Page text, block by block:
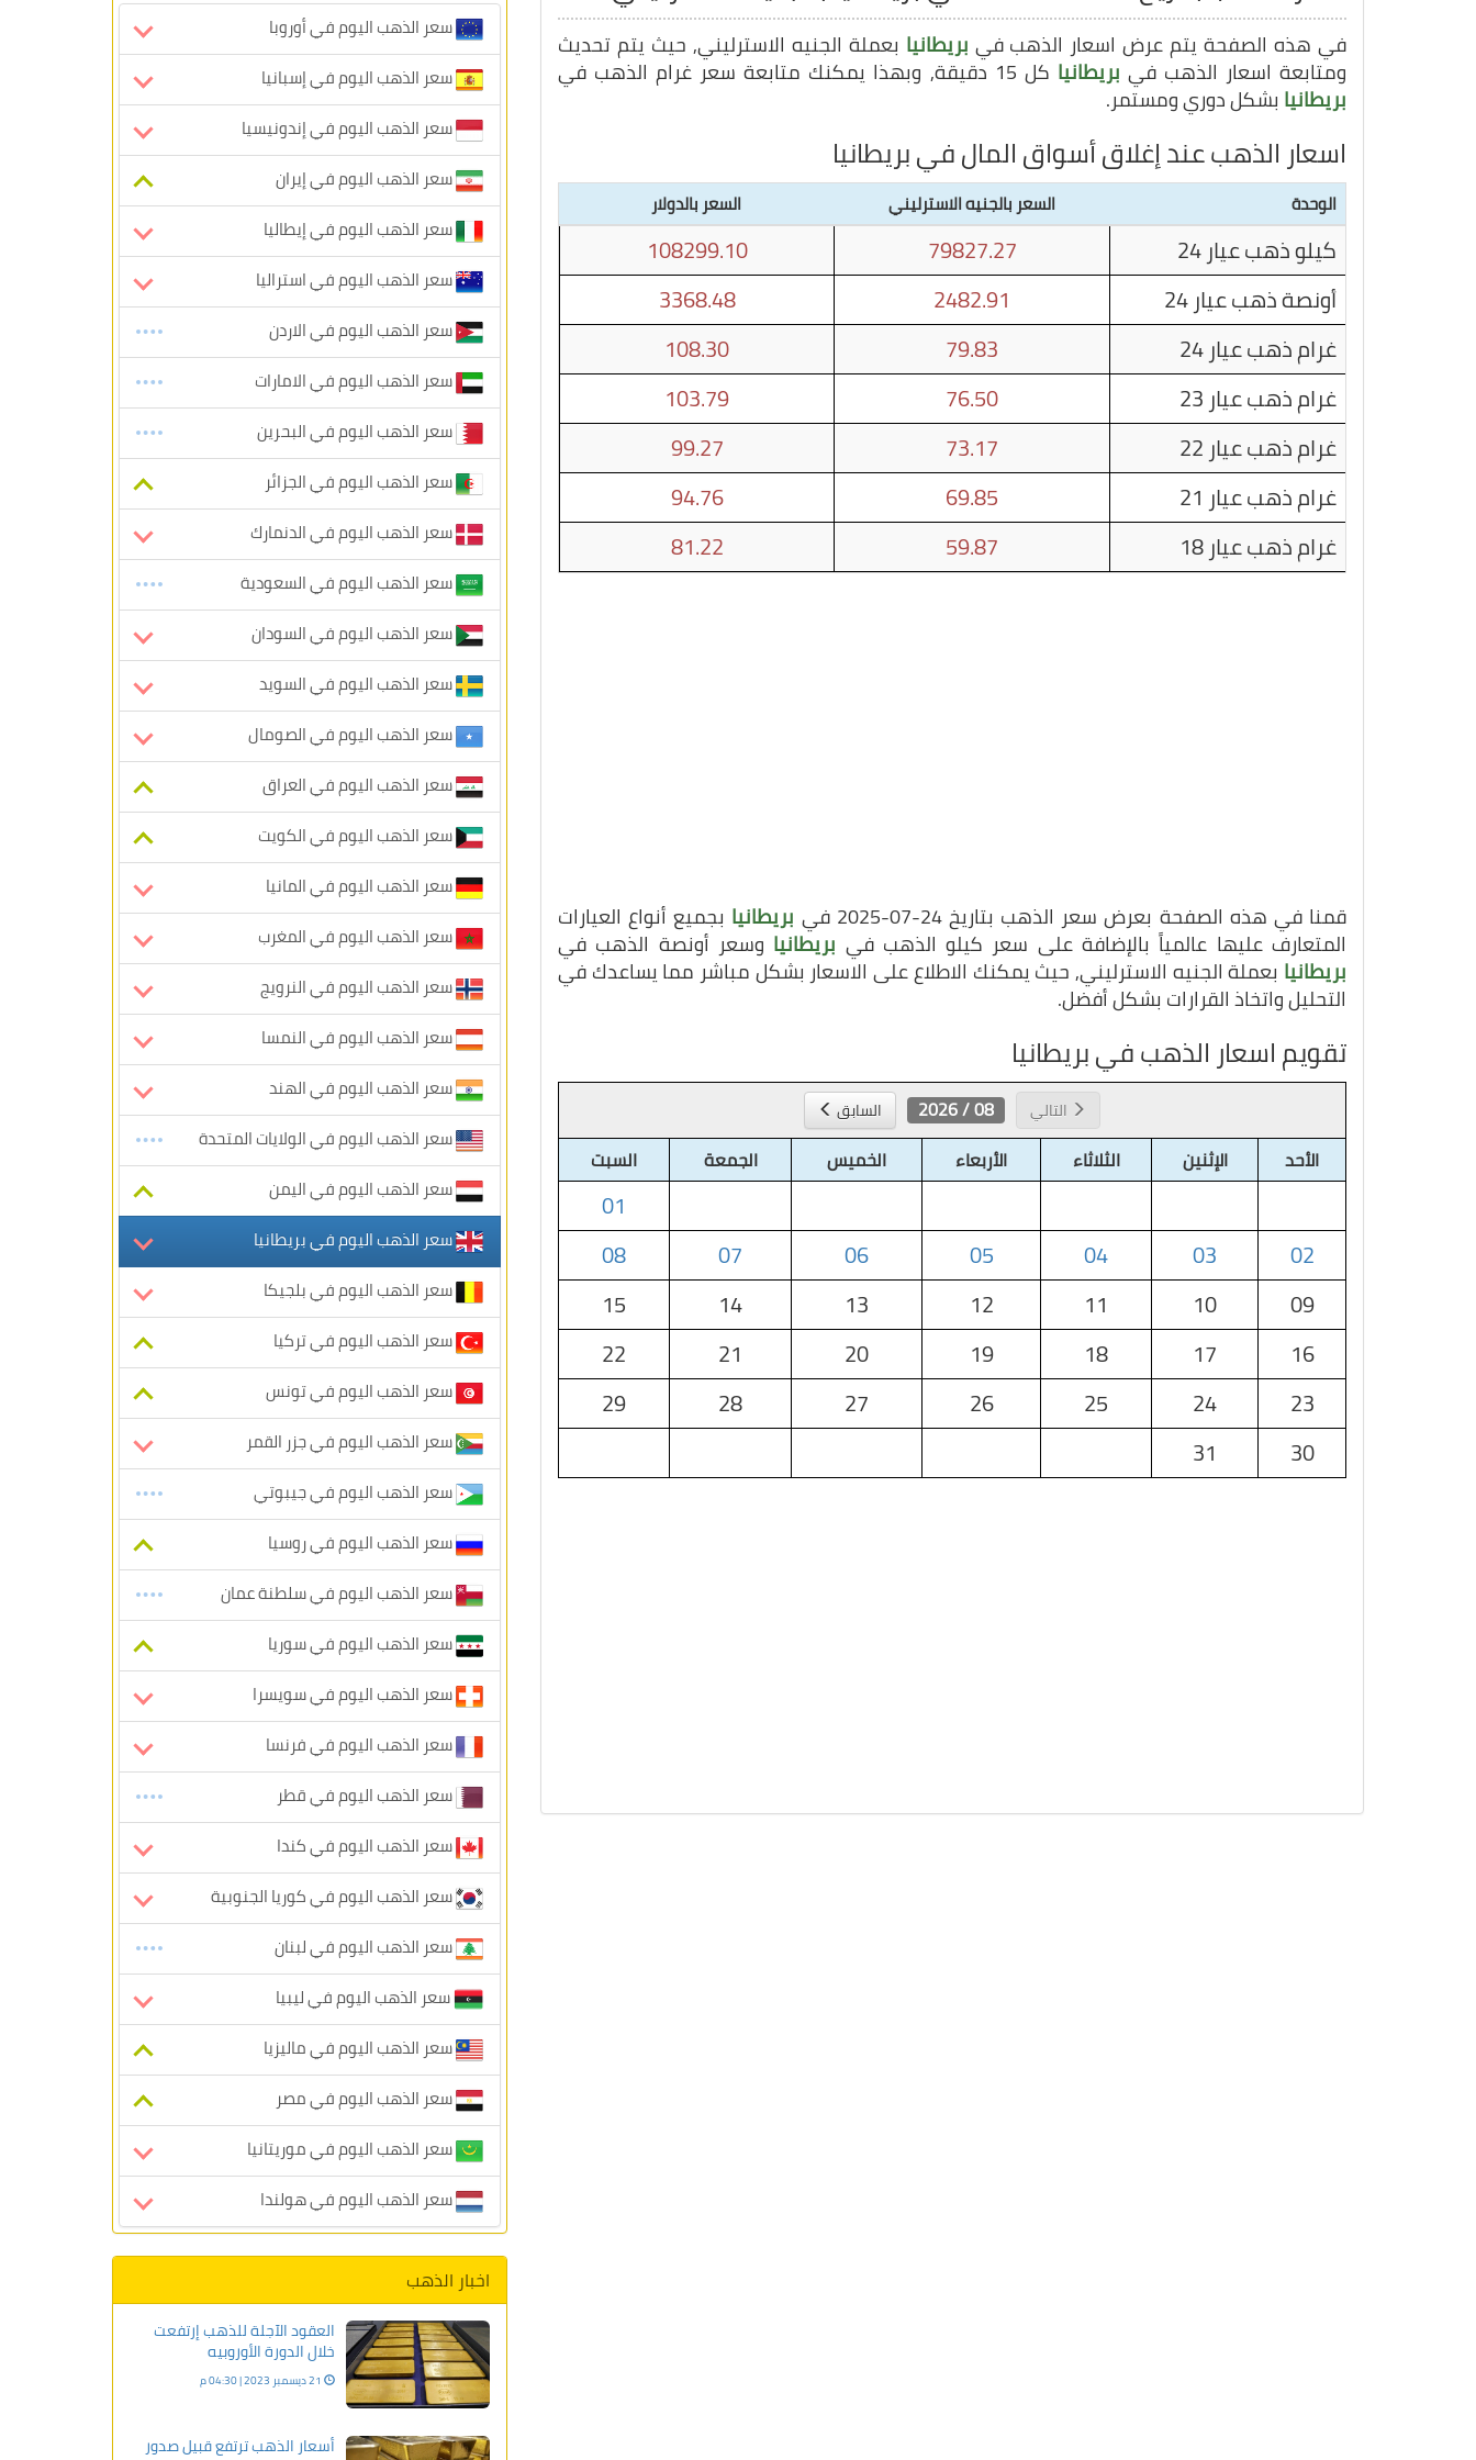
في هذه الصفحة يتم عرض اسعار الذهب في بريطانيا بعملة الجنيه الاسترليني, حيث يتم تحديث
ومتابعة اسعار الذهب في بريطانيا كل 15 دقيقة, وبهذا يمكنك متابعة سعر غرام الذهب في
بريطانيا بشكل دوري ومستمر.
اسعار الذهب عند إغلاق أسواق المال في بريطانيا
الوحدة السعر بالجنيه الاسترليني السعر بالدولار
كيلو ذهب عيار 24 79827.27
108299.10
أونصة ذهب عيار 24
2482.91
3368.48
غرام ذهب عيار 24
79.83
108.30
غرام ذهب عيار 23
76.50
103.79
غرام ذهب عيار 22
73.17
99.27
غرام ذهب عيار 21
69.85
94.76
غرام ذهب عيار 18
59.87
81.22
قمنا في هذه الصفحة بعرض سعر الذهب بتاريخ 24-07-2025 في بريطانيا بجميع أنواع العيارات
المتعارف عليها عالمياً بالإضافة على سعر كيلو الذهب في بريطانيا وسعر أونصة الذهب في
بريطانيا بعملة الجنيه الاسترليني, حيث يمكنك الاطلاع على الاسعار بشكل مباشر مما يساعدك في
التحليل واتخاذ القرارات بشكل أفضل.
تقويم اسعار الذهب في بريطانيا
التالي 08 / 2026 السابق
الأحد الإثنين الثلاثاء الأربعاء الخميس الجمعة السبت
01
02
03
04
05
06
07
08
09
10
11
12
13
14
15
16
17
18
19
20
21
22
23
24
25
26
27
28
29
30
31
سعر الذهب اليوم في أوروبا
سعر الذهب اليوم في إسبانيا
سعر الذهب اليوم في إندونيسيا
سعر الذهب اليوم في إيران
سعر الذهب اليوم في إيطاليا
سعر الذهب اليوم في استراليا
سعر الذهب اليوم في الاردن
سعر الذهب اليوم في الامارات
سعر الذهب اليوم في البحرين
سعر الذهب اليوم في الجزائر
سعر الذهب اليوم في الدنمارك
سعر الذهب اليوم في السعودية
سعر الذهب اليوم في السودان
سعر الذهب اليوم في السويد
سعر الذهب اليوم في الصومال
سعر الذهب اليوم في العراق
سعر الذهب اليوم في الكويت
سعر الذهب اليوم في المانيا
سعر الذهب اليوم في المغرب
سعر الذهب اليوم في النرويج
سعر الذهب اليوم في النمسا
سعر الذهب اليوم في الهند
سعر الذهب اليوم في الولايات المتحدة
سعر الذهب اليوم في اليمن
سعر الذهب اليوم في بريطانيا
سعر الذهب اليوم في بلجيكا
سعر الذهب اليوم في تركيا
سعر الذهب اليوم في تونس
سعر الذهب اليوم في جزر القمر
سعر الذهب اليوم في جيبوتي
سعر الذهب اليوم في روسيا
سعر الذهب اليوم في سلطنة عمان
سعر الذهب اليوم في سوريا
سعر الذهب اليوم في سويسرا
سعر الذهب اليوم في فرنسا
سعر الذهب اليوم في قطر
سعر الذهب اليوم في كندا
سعر الذهب اليوم في كوريا الجنوبية
سعر الذهب اليوم في لبنان
سعر الذهب اليوم في ليبيا
سعر الذهب اليوم في ماليزيا
سعر الذهب اليوم في مصر
سعر الذهب اليوم في موريتانيا
سعر الذهب اليوم في هولندا
اخبار الذهب
العقود الآجلة للذهب إرتفعت
خلال الدورة الأوروبيه
21 ديسمبر 2023 | 04:30 م
أسعار الذهب ترتفع قبيل صدور